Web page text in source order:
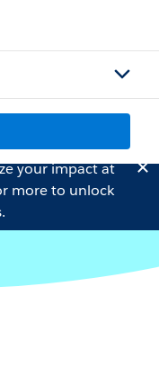
your impact at
more to unlock